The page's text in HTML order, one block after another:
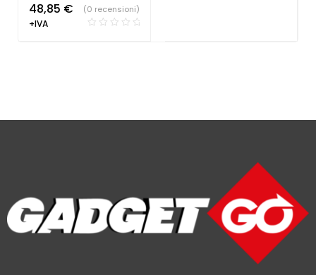
48,85 €
+IVA
(0 recensioni)